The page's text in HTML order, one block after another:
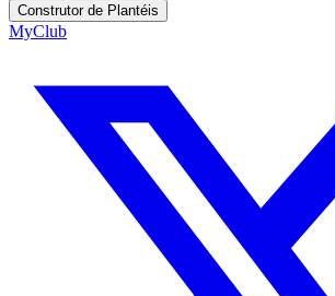
Construtor de Plantéis
MyClub